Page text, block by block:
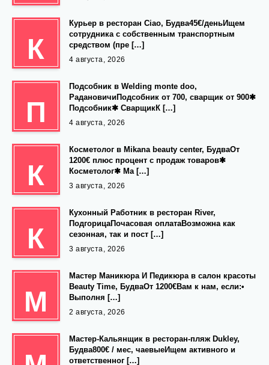
К
Курьер в ресторан Ciao, Будва45€/деньИщем
сотрудника с собственным транспортным
средством (пре […]
4 августа, 2026
П
Подсобник в Welding monte doo,
РадановичиПодсобник от 700, сварщик от 900✱
Подсобник✱ СварщикК […]
4 августа, 2026
К
Косметолог в Mikana beauty center, БудваОт
1200€ плюс процент с продаж товаров✱
Косметолог✱ Ма […]
3 августа, 2026
К
Кухонный Работник в ресторан River,
ПодгорицаПочасовая оплатаВозможна как
сезонная, так и пост […]
3 августа, 2026
М
Мастер Маникюра И Педикюра в салон красоты
Beauty Time, БудваОт 1200€Вам к нам, если:•
Выполня […]
2 августа, 2026
Мастер-Кальянщик в ресторан-пляж Dukley,
Будва800€ / мес, чаевыеИщем активного и
ответственног […]